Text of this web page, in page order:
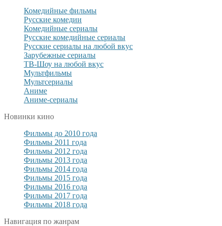
Комедийные фильмы
Русские комедии
Комедийные сериалы
Русские комедийные сериалы
Русские сериалы на любой вкус
Зарубежные сериалы
ТВ-Шоу на любой вкус
Мультфильмы
Мультсериалы
Аниме
Аниме-сериалы
Новинки кино
Фильмы до 2010 года
Фильмы 2011 года
Фильмы 2012 года
Фильмы 2013 года
Фильмы 2014 года
Фильмы 2015 года
Фильмы 2016 года
Фильмы 2017 года
Фильмы 2018 года
Навигация по жанрам